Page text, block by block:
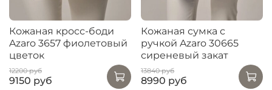
Кожаная кросс-боди
Azaro 3657 фиолетовый
цветок
12200 руб
9150 руб
Кожаная сумка с
ручкой Azaro 30665
сиреневый закат
13840 руб
8990 руб